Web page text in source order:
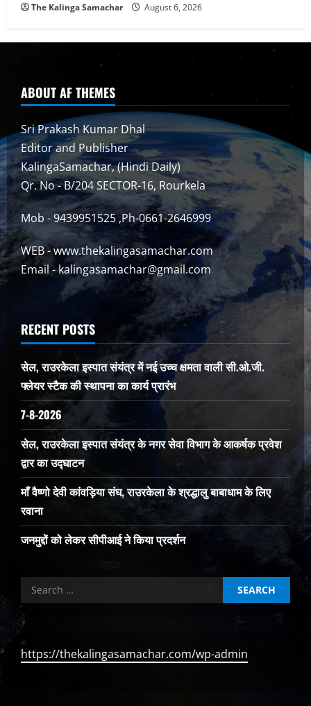
The Kalinga Samachar August 6, 2026
ABOUT AF THEMES
Sri Prakash Kumar Dhal
Editor and Publisher
KalingaSamachar, (Hindi Daily)
Qr. No - B/204 SECTOR-16, Rourkela
Mob - 9439951525 ,Ph-0661-2646999
WEB - www.thekalingasamachar.com
Email - kalingasamachar@gmail.com
RECENT POSTS
सेल, राउरकेला इस्पात संयंत्र में नई उच्च क्षमता वाली सी.ओ.जी.
फ्लेयर स्टैक की स्थापना का कार्य प्रारंभ
7-8-2026
सेल, राउरकेला इस्पात संयंत्र के नगर सेवा विभाग के आकर्षक प्रवेश
द्वार का उद्घाटन
माँ वैष्णो देवी कांवड़िया संघ, राउरकेला के श्रद्धालु बाबाधाम के लिए
रवाना
जनमुद्दों को लेकर सीपीआई ने किया प्रदर्शन
Search
for:
https://thekalingasamachar.com/wp-admin